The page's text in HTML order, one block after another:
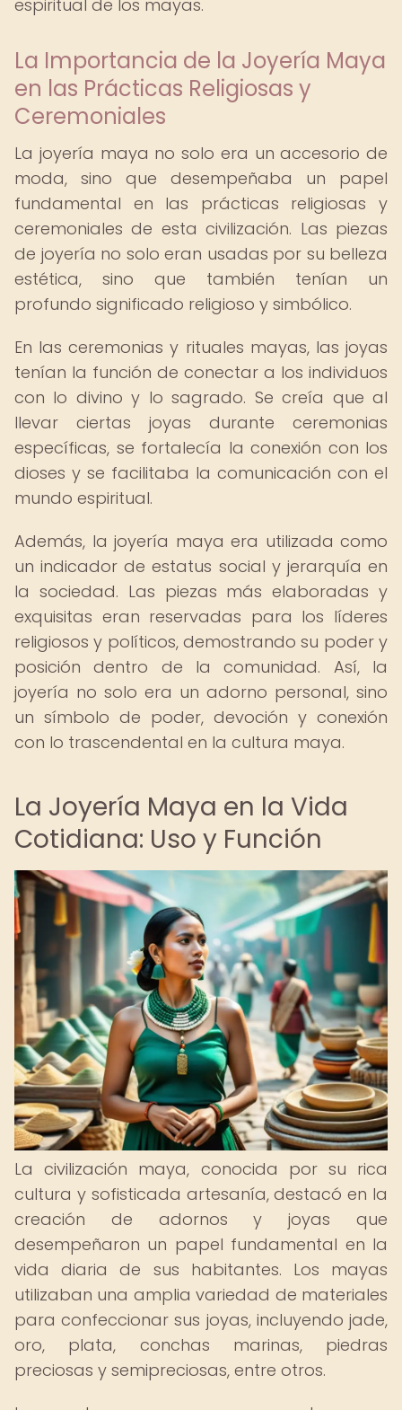
espiritual de los mayas.
La Importancia de la Joyería Maya
en las Prácticas Religiosas y
Ceremoniales
La joyería maya no solo era un accesorio de
moda, sino que desempeñaba un papel
fundamental en las prácticas religiosas y
ceremoniales de esta civilización. Las piezas
de joyería no solo eran usadas por su belleza
estética, sino que también tenían un
profundo significado religioso y simbólico.
En las ceremonias y rituales mayas, las joyas
tenían la función de conectar a los individuos
con lo divino y lo sagrado. Se creía que al
llevar ciertas joyas durante ceremonias
específicas, se fortalecía la conexión con los
dioses y se facilitaba la comunicación con el
mundo espiritual.
Además, la joyería maya era utilizada como
un indicador de estatus social y jerarquía en
la sociedad. Las piezas más elaboradas y
exquisitas eran reservadas para los líderes
religiosos y políticos, demostrando su poder y
posición dentro de la comunidad. Así, la
joyería no solo era un adorno personal, sino
un símbolo de poder, devoción y conexión
con lo trascendental en la cultura maya.
La Joyería Maya en la Vida
Cotidiana: Uso y Función
La civilización maya, conocida por su rica
cultura y sofisticada artesanía, destacó en la
creación de adornos y joyas que
desempeñaron un papel fundamental en la
vida diaria de sus habitantes. Los mayas
utilizaban una amplia variedad de materiales
para confeccionar sus joyas, incluyendo jade,
oro, plata, conchas marinas, piedras
preciosas y semipreciosas, entre otros.